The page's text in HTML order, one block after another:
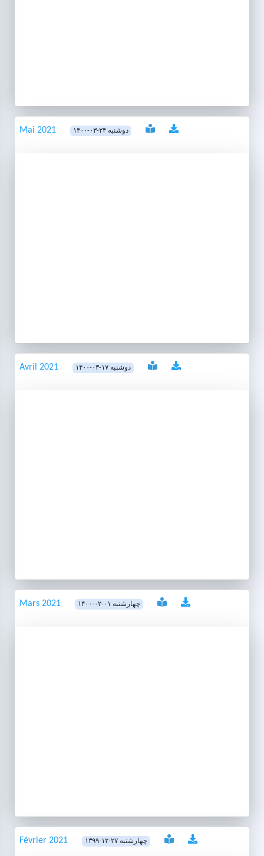
Mai 2021 ۱۴۰۰-۰۳-۲۴ دوشنبه
Avril 2021 ۱۴۰۰-۰۳-۱۷ دوشنبه
Mars 2021 ۱۴۰۰-۰۲-۰۱ چهارشنبه
Février 2021 ۱۳۹۹-۱۲-۲۷ چهارشنبه